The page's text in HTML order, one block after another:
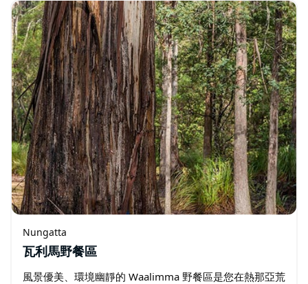
Nungatta
瓦利馬野餐區
風景優美、環境幽靜的 Waalimma 野餐區是您在熱那亞荒